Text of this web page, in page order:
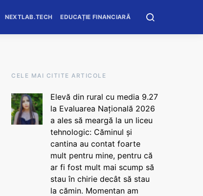
NEXTLAB.TECH EDUCAȚIE FINANCIARĂ
CELE MAI CITITE ARTICOLE
Elevă din rural cu media 9.27
la Evaluarea Națională 2026
a ales să meargă la un liceu
tehnologic: Căminul și
cantina au contat foarte
mult pentru mine, pentru că
ar fi fost mult mai scump să
stau în chirie decât să stau
la cămin. Momentan am